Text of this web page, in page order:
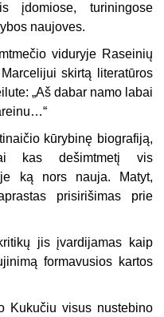
įdomiose, turiningose
naujoves.
viduryje Raseinių
skirtą literatūros
„Aš dabar namo labai
kūrybinę biografiją,
kas dešimtmetį vis
ką nors nauja. Matyt,
prisirišimas prie
jis įvardijamas kaip
formavusios kartos
Kukučiu visus nustebino